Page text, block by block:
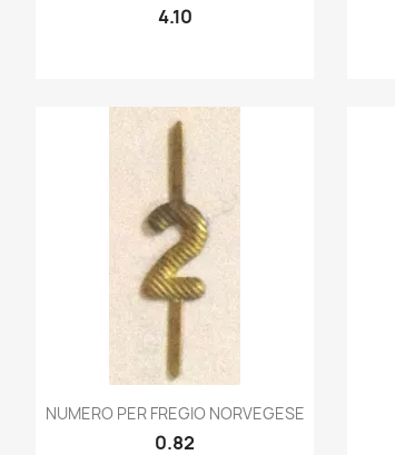
4.10
Quick view
NUMERO PER FREGIO NORVEGESE
0.82